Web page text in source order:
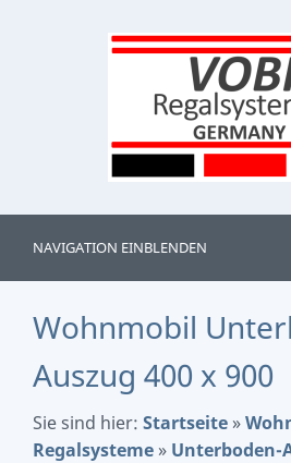
NAVIGATION EINBLENDEN
Wohnmobil
Auszug 400 x 900
Sie sind hier: Startseite »
Regalsysteme » Unterboden-